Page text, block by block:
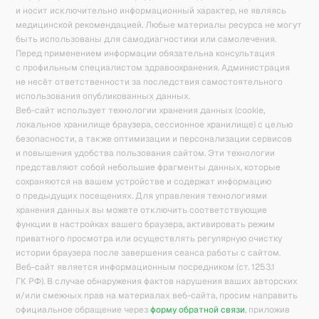
и носит исключительно информационный характер, не являясь
медицинской рекомендацией. Любые материалы ресурса не могут
быть использованы для самодиагностики или самолечения.
Перед применением информации обязательна консультация
с профильным специалистом здравоохранения. Администрация
не несёт ответственности за последствия самостоятельного
использования опубликованных данных.
Веб-сайт использует технологии хранения данных (cookie,
локальное хранилище браузера, сессионное хранилище) с целью
безопасности, а также оптимизации и персонализации сервисов
и повышения удобства пользования сайтом. Эти технологии
представляют собой небольшие фрагменты данных, которые
сохраняются на вашем устройстве и содержат информацию
о предыдущих посещениях. Для управления технологиями
хранения данных вы можете отключить соответствующие
функции в настройках вашего браузера, активировать режим
приватного просмотра или осуществлять регулярную очистку
истории браузера после завершения сеанса работы с сайтом.
Веб-сайт является информационным посредником (ст. 1253.1
ГК РФ). В случае обнаружения фактов нарушения ваших авторских
и/или смежных прав на материалах веб-сайта, просим направить
официальное обращение через форму обратной связи, приложив